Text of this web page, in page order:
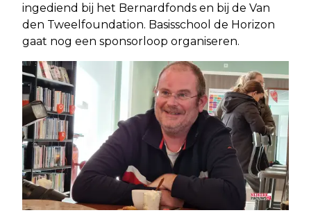
ingediend bij het Bernardfonds en bij de Van
den Tweelfoundation. Basisschool de Horizon
gaat nog een sponsorloop organiseren.